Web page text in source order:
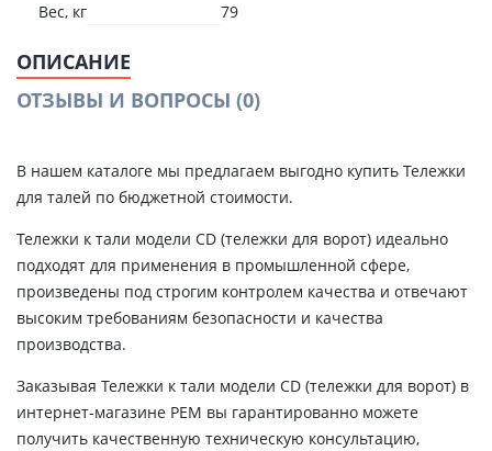
Вес, кг
79
ОПИСАНИЕ
ОТЗЫВЫ И ВОПРОСЫ (0)
В нашем каталоге мы предлагаем выгодно купить Тележки
для талей по бюджетной стоимости.
Тележки к тали модели CD (тележки для ворот) идеально
подходят для применения в промышленной сфере,
произведены под строгим контролем качества и отвечают
высоким требованиям безопасности и качества
производства.
Заказывая Тележки к тали модели CD (тележки для ворот) в
интернет-магазине РЕМ вы гарантированно можете
получить качественную техническую консультацию,